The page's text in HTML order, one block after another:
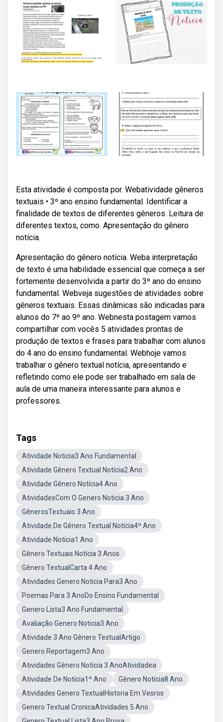
Esta atividade é composta por. Webatividade gêneros
textuais • 3º ano ensino fundamental. Identificar a
finalidade de textos de diferentes gêneros. Leitura de
diferentes textos, como. Apresentação do gênero
notícia.
Apresentação do gênero notícia. Weba interpretação
de texto é uma habilidade essencial que começa a ser
fortemente desenvolvida a partir do 3º ano do ensino
fundamental. Webveja sugestões de atividades sobre
gêneros textuais. Essas dinâmicas são indicadas para
alunos do 7º ao 9º ano. Webnesta postagem vamos
compartilhar com vocês 5 atividades prontas de
produção de textos e frases para trabalhar com alunos
do 4 ano do ensino fundamental. Webhoje vamos
trabalhar o gênero textual notícia, apresentando e
refletindo como ele pode ser trabalhado em sala de
aula de uma maneira interessante para alunos e
professores.
Tags
Atividade Noticia3 Ano Fundamental
Atividade Gênero Textual Notícia2 Ano
Atividade Gênero Notícia4 Ano
AtividadesCom O Genero Noticia 3 Ano
GênerosTextuais 3 Ano
Atividade De Gênero Textual Notícia4º Ano
Atividade Notícia1 Ano
Gênero Textuais Notícia 3 Anos
Gênero TextualCarta 4 Ano
Atividades Genero Noticia Para3 Ano
Poemas Para 3 AnoDo Ensino Fundamental
Genero Lista3 Ano Fundamental
Avaliação Genero Noticia3 Ano
Atividade 3 Ano Gênero TextualArtigo
Genero Reportagem3 Ano
Atividades Gênero Notícia 3 AnoAtividadea
Atividade De Notícia1º Ano
Gênero Notícia8 Ano
Atividades Genero TextualHistoria Em Vesros
Genero Textual CronicaAtividades 5 Ano